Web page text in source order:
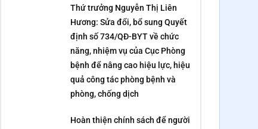
Thứ trưởng Nguyễn Thị Liên
Hương: Sửa đổi, bổ sung Quyết
định số 734/QĐ-BYT về chức
năng, nhiệm vụ của Cục Phòng
bệnh để nâng cao hiệu lực, hiệu
quả công tác phòng bệnh và
phòng, chống dịch
Hoàn thiện chính sách để người